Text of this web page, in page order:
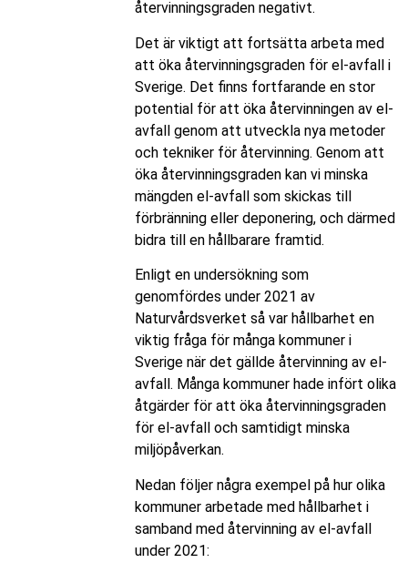
återvinningsgraden negativt.
Det är viktigt att fortsätta arbeta med
att öka återvinningsgraden för el-avfall i
Sverige. Det finns fortfarande en stor
potential för att öka återvinningen av el-
avfall genom att utveckla nya metoder
och tekniker för återvinning. Genom att
öka återvinningsgraden kan vi minska
mängden el-avfall som skickas till
förbränning eller deponering, och därmed
bidra till en hållbarare framtid.
Enligt en undersökning som
genomfördes under 2021 av
Naturvårdsverket så var hållbarhet en
viktig fråga för många kommuner i
Sverige när det gällde återvinning av el-
avfall. Många kommuner hade infört olika
åtgärder för att öka återvinningsgraden
för el-avfall och samtidigt minska
miljöpåverkan.
Nedan följer några exempel på hur olika
kommuner arbetade med hållbarhet i
samband med återvinning av el-avfall
under 2021: